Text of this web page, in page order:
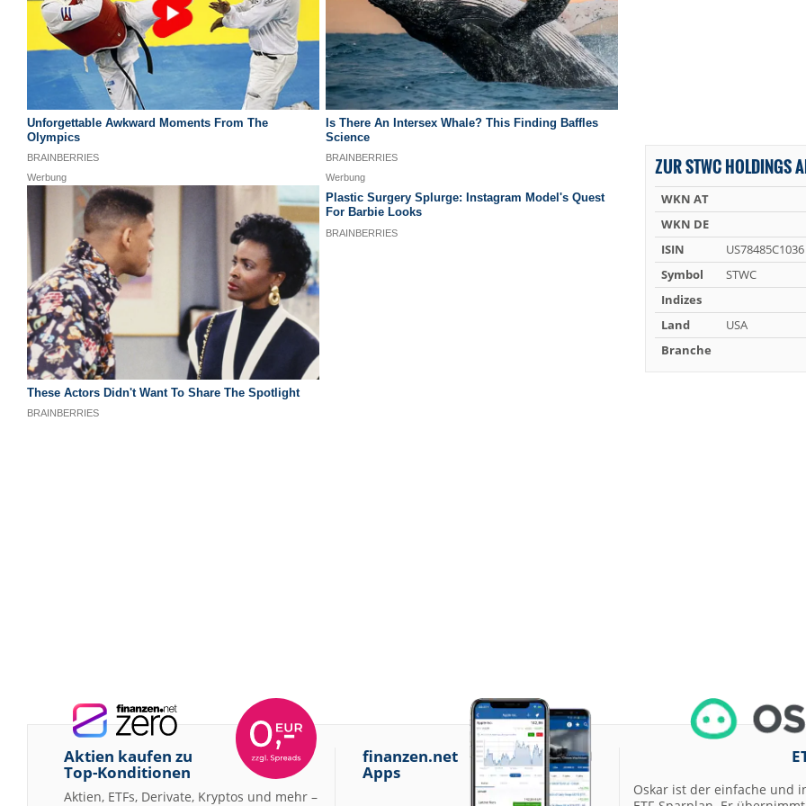
ZUR STWC HOLDINGS
WKN AT
WKN DE
ISIN
US78485C1036
Symbol
STWC
Indizes
Land
USA
Branche
Aktien kaufen zu
Top-Konditionen
Aktien, ETFs, Derivate, Kryptos und mehr –
finanzen.net
Apps
Oskar ist der einfache und